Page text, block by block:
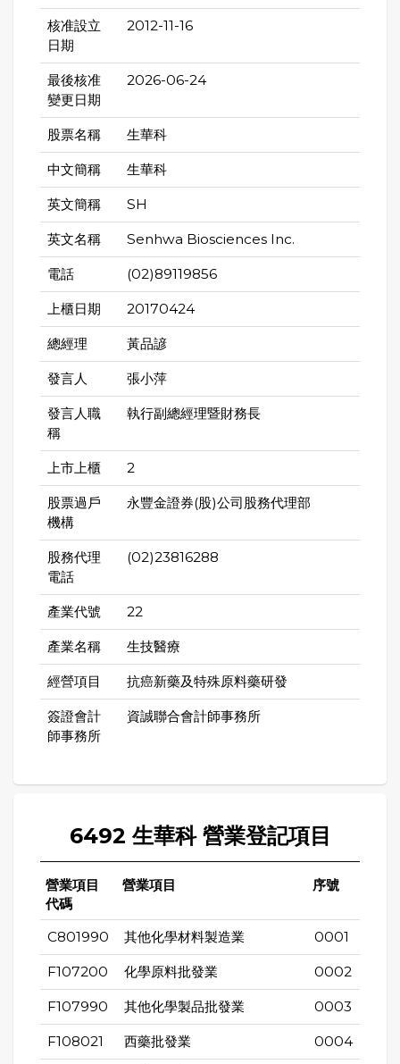
核准設立
日期
2012-11-16
最後核准
變更日期
2026-06-24
股票名稱 生華科
中文簡稱 生華科
英文簡稱 SH
英文名稱 Senhwa Biosciences Inc.
電話 (02)89119856
上櫃日期 20170424
總經理 黃品諺
發言人 張小萍
發言人職
稱
執行副總經理暨財務長
上市上櫃 2
股票過戶
機構
永豐金證券(股)公司股務代理部
股務代理
電話
(02)23816288
產業代號 22
產業名稱 生技醫療
經營項目 抗癌新藥及特殊原料藥研發
簽證會計
師事務所
資誠聯合會計師事務所
6492 生華科 營業登記項目
營業項目
代碼
營業項目 序號
C801990 其他化學材料製造業 0001
F107200 化學原料批發業 0002
F107990 其他化學製品批發業 0003
F108021 西藥批發業 0004